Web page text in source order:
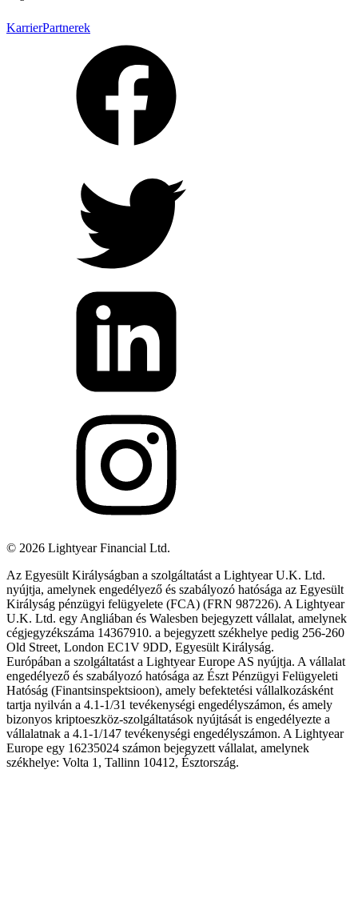
KarrierPartnerek
© 2026 Lightyear Financial Ltd.
Az Egyesült Királyságban a szolgáltatást a Lightyear U.K. Ltd.
nyújtja, amelynek engedélyező és szabályozó hatósága az Egyesült
Királyság pénzügyi felügyelete (FCA) (FRN 987226). A Lightyear
U.K. Ltd. egy Angliában és Walesben bejegyzett vállalat, amelynek
cégjegyzékszáma 14367910. a bejegyzett székhelye pedig 256-260
Old Street, London EC1V 9DD, Egyesült Királyság.
Európában a szolgáltatást a Lightyear Europe AS nyújtja. A vállalat
engedélyező és szabályozó hatósága az Észt Pénzügyi Felügyeleti
Hatóság (Finantsinspektsioon), amely befektetési vállalkozásként
tartja nyilván a 4.1-1/31 tevékenységi engedélyszámon, és amely
bizonyos kriptoeszköz-szolgáltatások nyújtását is engedélyezte a
vállalatnak a 4.1-1/147 tevékenységi engedélyszámon. A Lightyear
Europe egy 16235024 számon bejegyzett vállalat, amelynek
székhelye: Volta 1, Tallinn 10412, Észtország.